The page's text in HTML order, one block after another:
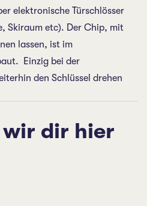
elektronische Türschlösser
Skiraum etc). Der Chip, mit
lassen, ist im
Einzig bei der
den Schlüssel drehen
dir hier